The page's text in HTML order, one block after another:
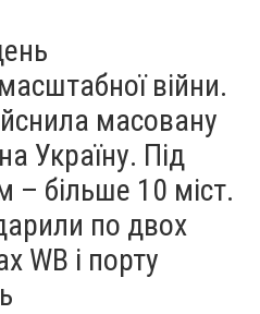
війни.
масовану
Україну. Під
– більше 10 міст.
по двох
WB і порту